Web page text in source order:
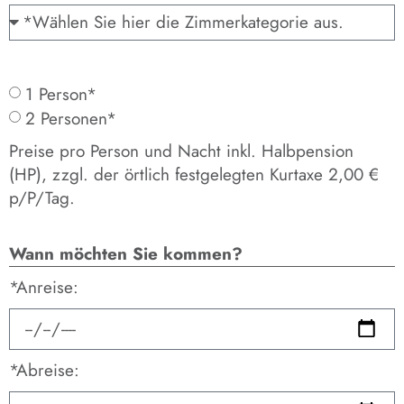
1 Person*
2 Personen*
Preise pro Person und Nacht inkl. Halbpension
(HP), zzgl. der örtlich festgelegten Kurtaxe 2,00 €
p/P/Tag.
Wann möchten Sie kommen?
*Anreise:
*Abreise: